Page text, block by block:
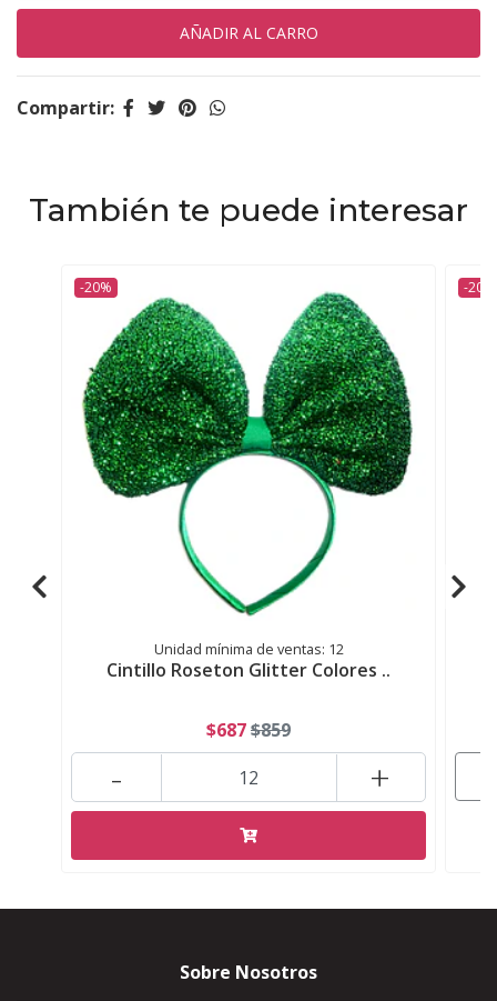
Compartir:
También te puede interesar
-20%
Unidad mínima de ventas: 12
Cintillo Roseton Glitter Colores ..
$687$859
+
-
-20%
Sobre Nosotros